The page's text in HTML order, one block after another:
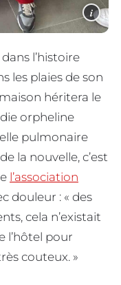
i
l’histoire
les plaies de son
héritera le
orpheline
pulmonaire
la nouvelle, c’est
l’association
douleur : « des
cela n’existait
l’hôtel pour
couteux. »